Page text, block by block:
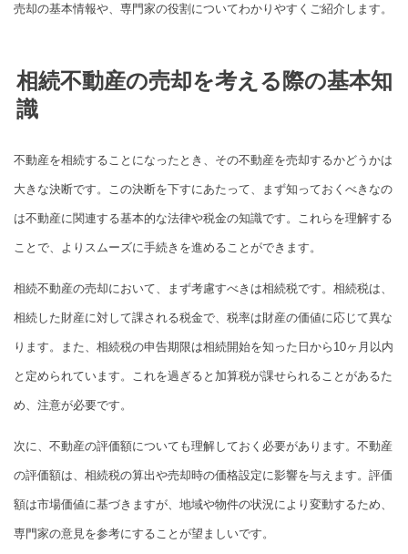
売却の基本情報や、専門家の役割についてわかりやすくご紹介します。
相続不動産の売却を考える際の基本知
識
不動産を相続することになったとき、その不動産を売却するかどうかは
大きな決断です。この決断を下すにあたって、まず知っておくべきなの
は不動産に関連する基本的な法律や税金の知識です。これらを理解する
ことで、よりスムーズに手続きを進めることができます。
相続不動産の売却において、まず考慮すべきは相続税です。相続税は、
相続した財産に対して課される税金で、税率は財産の価値に応じて異な
ります。また、相続税の申告期限は相続開始を知った日から10ヶ月以内
と定められています。これを過ぎると加算税が課せられることがあるた
め、注意が必要です。
次に、不動産の評価額についても理解しておく必要があります。不動産
の評価額は、相続税の算出や売却時の価格設定に影響を与えます。評価
額は市場価値に基づきますが、地域や物件の状況により変動するため、
専門家の意見を参考にすることが望ましいです。